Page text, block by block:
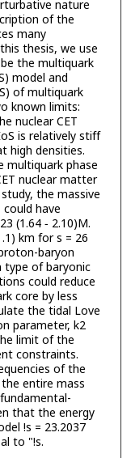
nature
of the
many
thesis, we use
the multiquark
model and
of multiquark
known limits:
nuclear CET
is relatively stiff
high densities.
multiquark phase
nuclear matter
the massive
have
(1.64 − 2.10)M.
km for s = 26
baryon
type of baryonic
could reduce
core by less
the tidal Love
parameter, k2
limit of the
constraints.
of the
entire mass
that the energy
!s = 23.2037
to "!s.